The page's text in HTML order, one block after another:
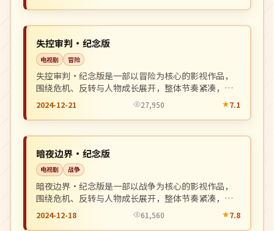
中国
失控审判·纪念版
电视剧 冒险
失控审判·纪念版是一部以冒险为核心的影视作品，
围绕危机、反转与人物成长展开，整体节奏紧凑，值
得推荐观看。
2024-12-21 27,950 7.1
美国
暗夜边界·纪念版
电视剧 战争
暗夜边界·纪念版是一部以战争为核心的影视作品，
围绕危机、反转与人物成长展开，整体节奏紧凑，值
得推荐观看。
2024-12-18 61,560 7.8